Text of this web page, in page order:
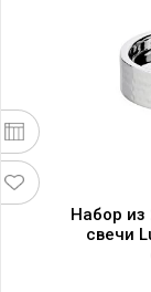
Набор из
свечи